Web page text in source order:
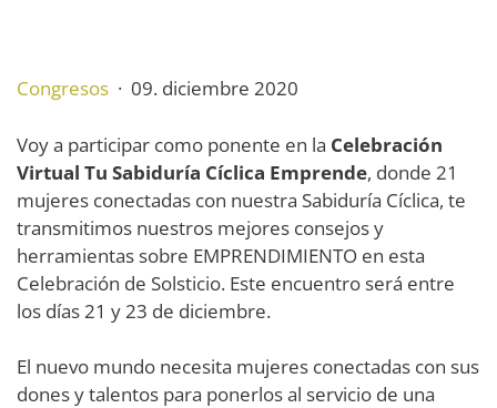
Congresos · 09. diciembre 2020
Voy a participar como ponente en la Celebración
Virtual Tu Sabiduría Cíclica Emprende, donde 21
mujeres conectadas con nuestra Sabiduría Cíclica, te
transmitimos nuestros mejores consejos y
herramientas sobre EMPRENDIMIENTO en esta
Celebración de Solsticio. Este encuentro será entre
los días 21 y 23 de diciembre.
El nuevo mundo necesita mujeres conectadas con sus
dones y talentos para ponerlos al servicio de una